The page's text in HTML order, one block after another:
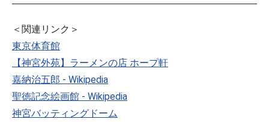
＜関連リンク＞
東京体育館
【神宮外苑】ラーメンの店 ホープ軒
嘉納治五郎 - Wikipedia
聖徳記念絵画館 - Wikipedia
神宮バッティングドーム